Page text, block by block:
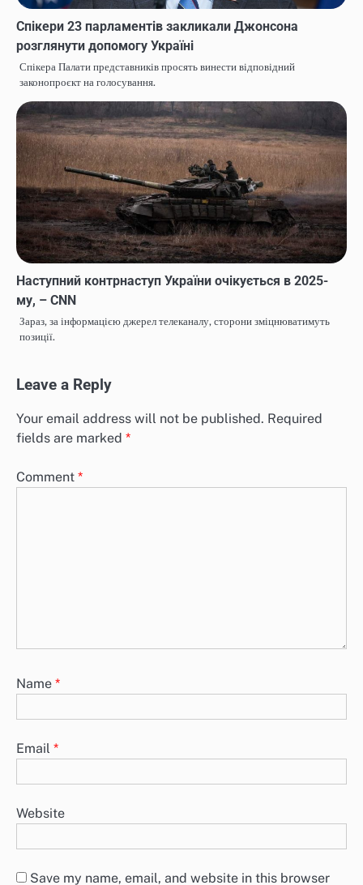
Спікери 23 парламентів закликали Джонсона
розглянути допомогу Україні
Спікера Палати представників просять винести відповідний
законопроєкт на голосування.
Наступний контрнаступ України очікується в 2025-
му, – CNN
Зараз, за інформацією джерел телеканалу, сторони зміцнюватимуть
позиції.
Leave a Reply
Your email address will not be published. Required
fields are marked *
Comment *
Name *
Email *
Website
Save my name, email, and website in this browser